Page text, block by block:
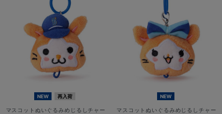
NEW 再入荷
マスコットぬいぐるみめじるしチャー
NEW
マスコットぬいぐるみめじるしチャー